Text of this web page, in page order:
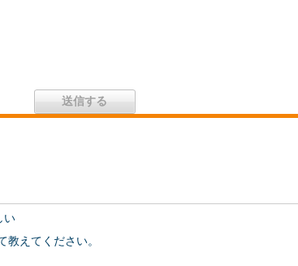
い
教えてください。